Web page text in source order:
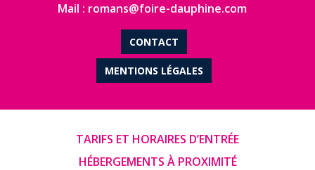
Mail : romans@foire-dauphine.com
CONTACT
MENTIONS LÉGALES
TARIFS ET HORAIRES D’ENTRÉE
HÉBERGEMENTS À PROXIMITÉ